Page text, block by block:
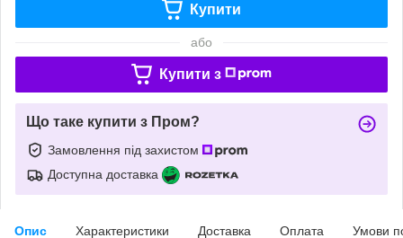
Купити
або
Купити з
Що таке купити з Пром?
Замовлення під захистом
Доступна доставка
Опис Характеристики Доставка Оплата Умови